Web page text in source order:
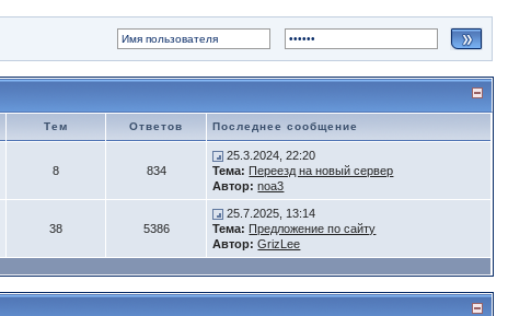
Тем Ответов Последнее сообщение
8 834
25.3.2024, 22:20
Тема: Переезд на новый сервер
Автор: noa3
38 5386
25.7.2025, 13:14
Тема: Предложение по сайту
Автор: GrizLee